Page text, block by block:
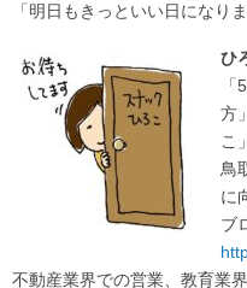
「明日もきっといい日になり
ひ
方
こ
鳥
に
ブ
不動産業界での営業、教育業